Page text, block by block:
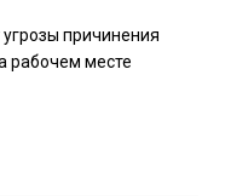
причинения
рабочем месте